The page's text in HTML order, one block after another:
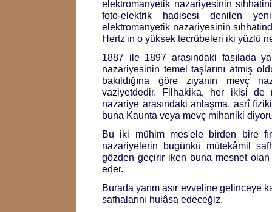
elektromanyetik nazariyesinin
foto-elektrik hadisesi denilen
elektromanyetik nazariyesinin
Hertz'in o yüksek tecrübeleri iki yüzlü
1887 ile 1897 arasındaki fasılada
nazariyesinin temel taşlarını atmış
bakıldığına göre ziyanın mevç
vaziyetdedir. Filhakika, her ikisi
nazariye arasındaki anlaşma, asrî
buna Kaunta veya mevç mihaniki
Bu iki mühim mes'ele birden bire
nazariyelerin bugünkü mütekâmil
gözden geçirir iken buna mesnet
eder.
Burada yarım asır evveline gelinceye
safhalarını hulâsa edeceğiz.